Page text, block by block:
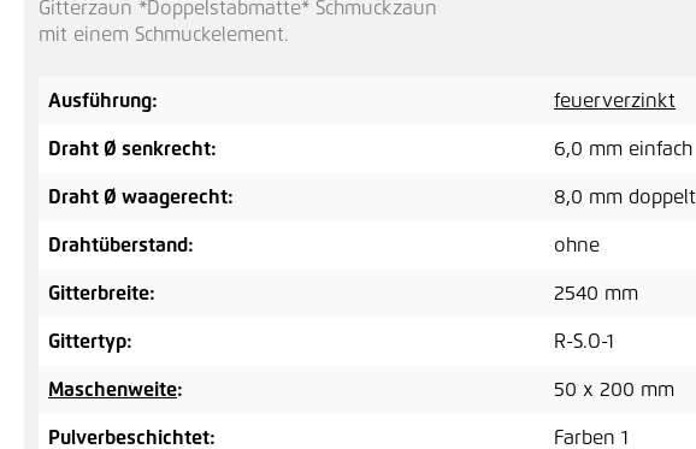
Gitterzaun *Doppelstabmatte* Schmuckzaun
mit einem Schmuckelement.
Ausführung: feuerverzinkt
Draht Ø senkrecht: 6,0 mm einfach
Draht Ø waagerecht: 8,0 mm doppelt
Drahtüberstand: ohne
Gitterbreite: 2540 mm
Gittertyp: R-S.O-1
Maschenweite: 50 x 200 mm
Pulverbeschichtet: Farben 1